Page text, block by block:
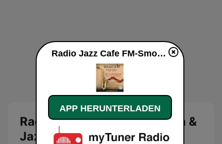
Radio Jazz Cafe FM-Smooth &
Jazzy
Radio Jazz Cafe FM-Smooth & Jazzy live
APP HERUNTERLADEN